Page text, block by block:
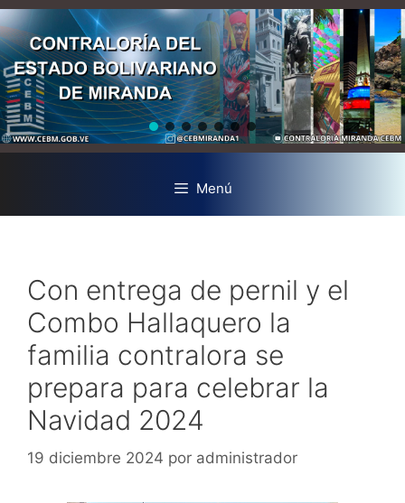
Menú
Con entrega de pernil y el
Combo Hallaquero la
familia contralora se
prepara para celebrar la
Navidad 2024
19 diciembre 2024 por administrador